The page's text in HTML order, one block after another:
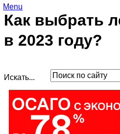
Как выбрать
в 2023 году?
Menu
Искать...